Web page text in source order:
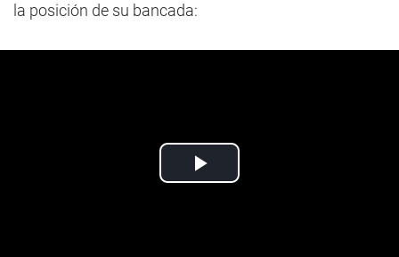
la posición de su bancada: